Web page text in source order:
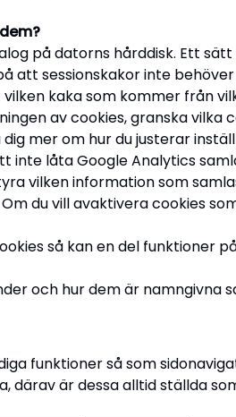
på datorns hårddisk. Ett
sessionskakor inte
kaka som kommer från
av cookies, granska vilka
mer om hur du justerar
inte låta Google Analytics
vilken information som
du vill avaktivera cookies
så kan en del funktioner
och hur dem är namngivna
funktioner så som
därav är dessa alltid ställda